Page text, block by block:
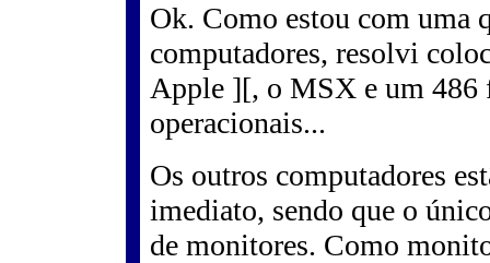
Ok. Como estou com uma
computadores, resolvi
Apple ][, o MSX e um 486
operacionais...
Os outros computadores
imediato, sendo que o
de monitores. Como